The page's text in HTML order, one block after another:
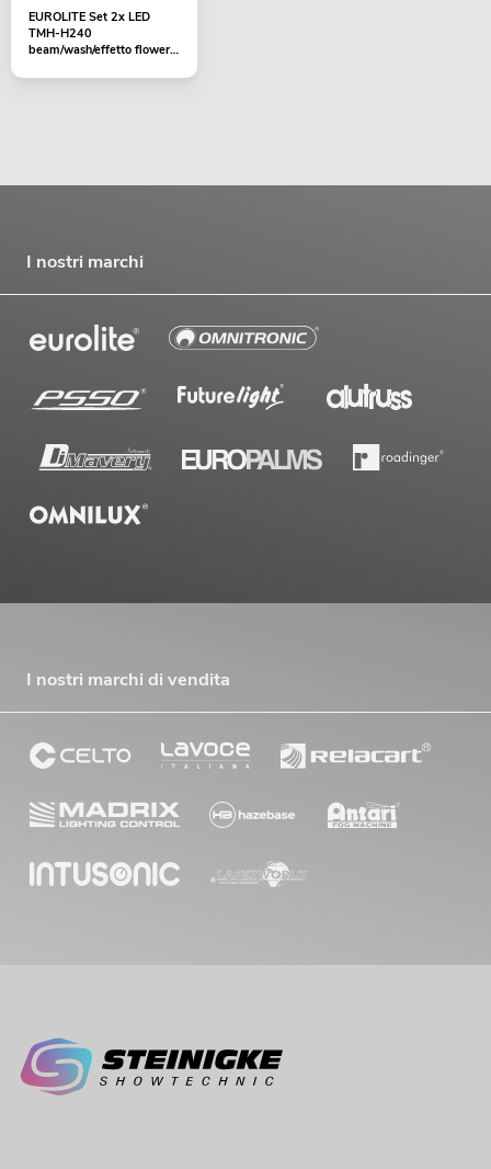
EUROLITE Set 2x LED
TMH-H240
beam/wash/effetto flower
I nostri marchi
I nostri marchi di vendita